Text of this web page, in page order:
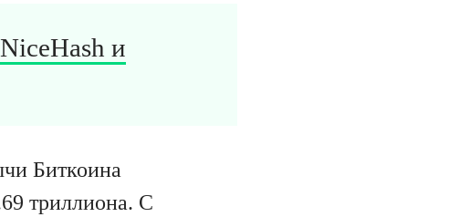
и
Биткоина
триллиона. С